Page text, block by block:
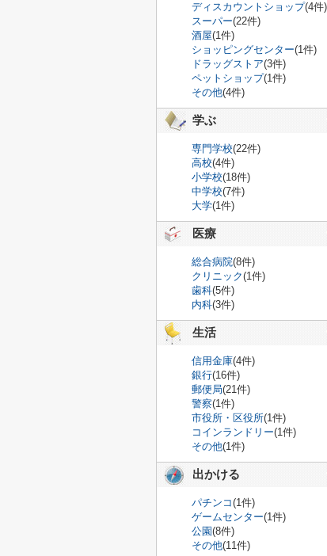
ディスカウントショップ(4件)
スーパー(22件)
酒屋(1件)
ショッピングセンター(1件)
ドラッグストア(3件)
ペットショップ(1件)
その他(4件)
学ぶ
専門学校(22件)
高校(4件)
小学校(18件)
中学校(7件)
大学(1件)
医療
総合病院(8件)
クリニック(1件)
歯科(5件)
内科(3件)
生活
信用金庫(4件)
銀行(16件)
郵便局(21件)
警察(1件)
市役所・区役所(1件)
コインランドリー(1件)
その他(1件)
出かける
パチンコ(1件)
ゲームセンター(1件)
公園(8件)
その他(11件)